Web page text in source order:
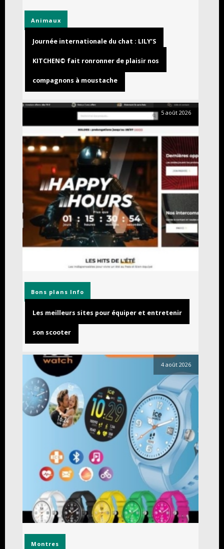
Animaux
Journée internationale du chat : LILY’S
KITCHEN© fait ronronner de plaisir nos
compagnons à moustache
5 août 2026
Bons plans Info
Les meilleurs sites pour équiper et entretenir
son scooter
4 août 2026
Montres